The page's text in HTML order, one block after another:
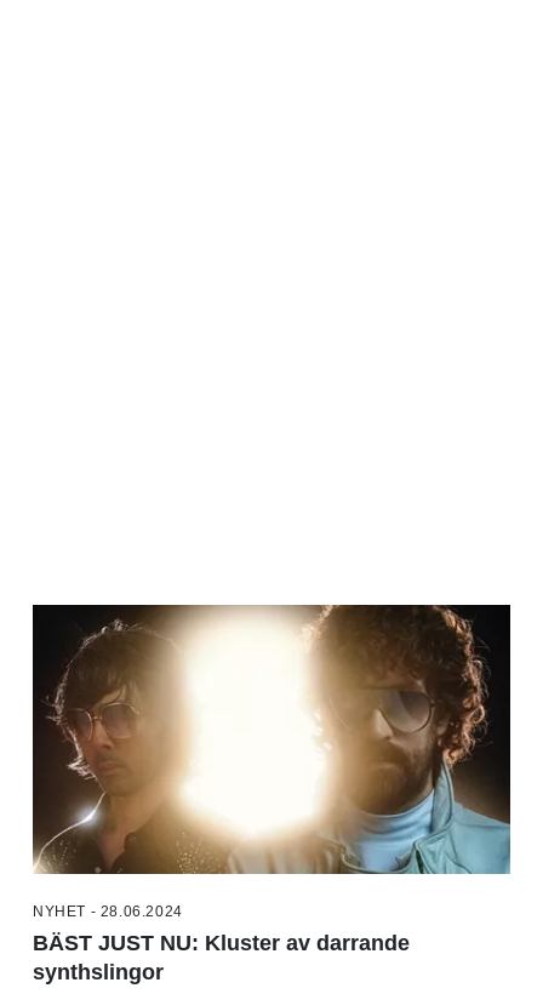
NYHET - 28.06.2024
BÄST JUST NU: Kluster av darrande
synthslingor